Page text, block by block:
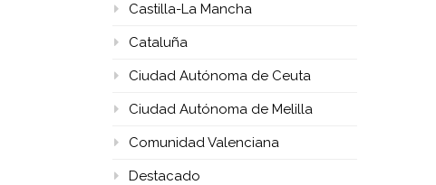
Castilla-La Mancha
Cataluña
Ciudad Autónoma de Ceuta
Ciudad Autónoma de Melilla
Comunidad Valenciana
Destacado